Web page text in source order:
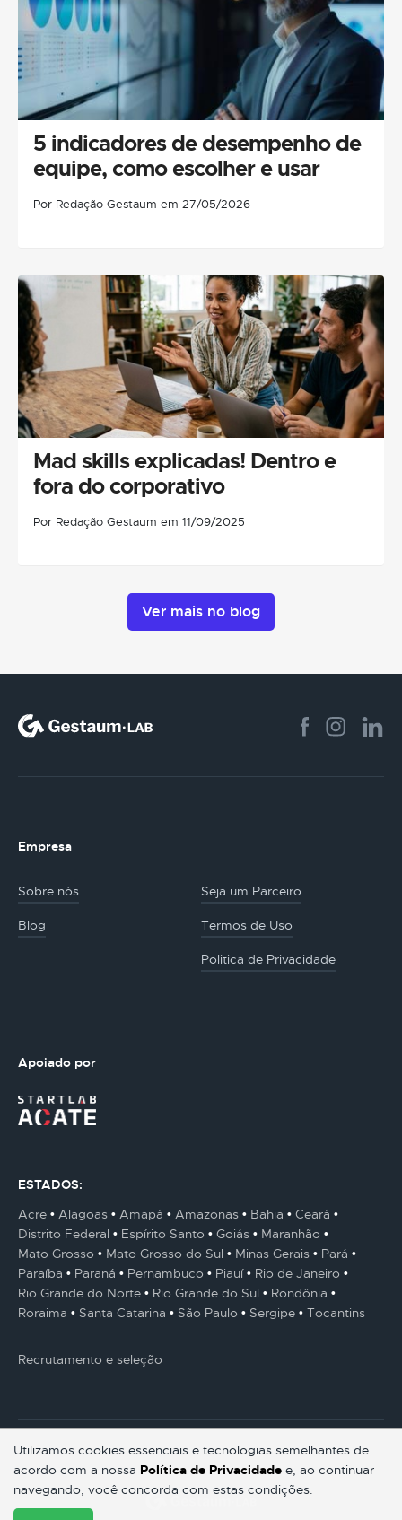
5 indicadores de desempenho de
equipe, como escolher e usar
Por Redação Gestaum em 27/05/2026
Mad skills explicadas! Dentro e
fora do corporativo
Por Redação Gestaum em 11/09/2025
Ver mais no blog
Utilizamos cookies essenciais e tecnologias semelhantes de
acordo com a nossa Política de Privacidade e, ao continuar
navegando, você concorda com estas condições.
Empresa
Sobre nós Seja um Parceiro
Blog Termos de Uso
Politica de Privacidade
Apoiado por
ESTADOS:
Acre
Alagoas Amapá Amazonas Bahia
Ceará
Distrito Federal
Espírito Santo Goiás
Maranhão
Mato Grosso
Mato Grosso do Sul Minas Gerais
Pará
Paraíba
Paraná Pernambuco Piauí
Rio de Janeiro
Rio Grande do Norte
Rio Grande do Sul
Rondônia
Roraima
Santa Catarina São Paulo Sergipe Tocantins
Recrutamento e seleção
© Gestaum Lab ® Todos os direitos reservados.